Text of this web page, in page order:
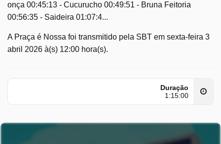
onça 00:45:13 - Cucurucho 00:49:51 - Bruna Feitoria
00:56:35 - Saideira 01:07:4...
A Praça é Nossa foi transmitido pela SBT em sexta-feira 3
abril 2026 à(s) 12:00 hora(s).
Duração
1:15:00